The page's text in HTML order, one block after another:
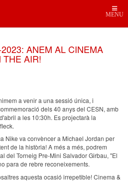
MENU
ANEM AL CINEMA
THE AIR!
a venir a una sessió única, i
dels 40 anys del CESN, amb
a les 10:30h. Es projectarà la
Nike va convèncer a Michael Jordan per
de la història! A més a més, podrem
del Torneig Pre-Mini Salvador Girbau, "El
para de rebre reconeixements.
aquesta ocasió irrepetible! Cinema &